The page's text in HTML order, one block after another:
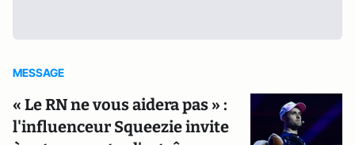
MESSAGE
« Le RN ne vous aidera pas » :
l'influenceur Squeezie invite